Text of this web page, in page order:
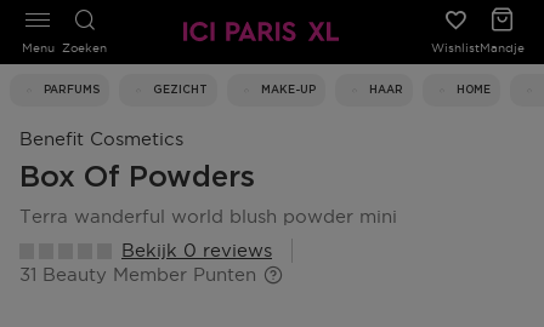
Zoeken WishlistMandje
PARFUMS GEZICHT MAKE-UP HAAR HOME
Menu
Benefit Cosmetics
Box Of Powders
terra wanderful world blush powder mini
Bekijk 0 reviews
31 Beauty Member Punten